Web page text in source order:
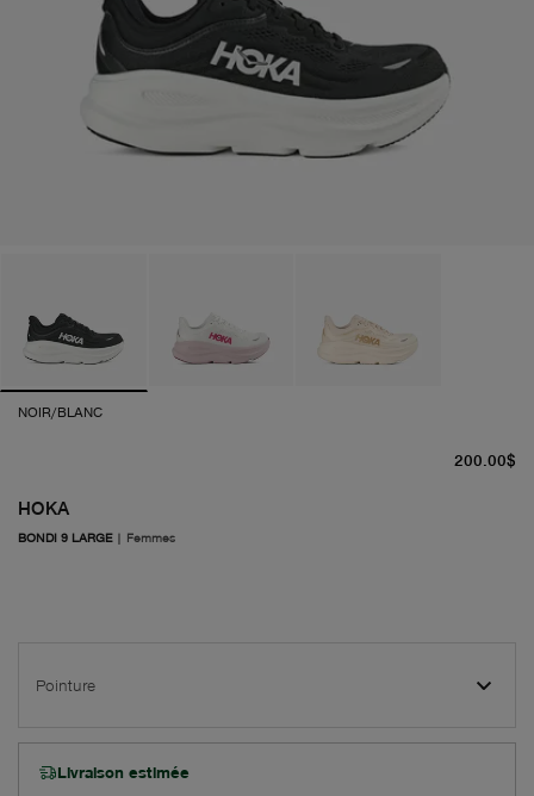
NOIR/BLANC
HOKA
BONDI 9 LARGE| Femmes
200.00$
Pointure
Livraison estimée